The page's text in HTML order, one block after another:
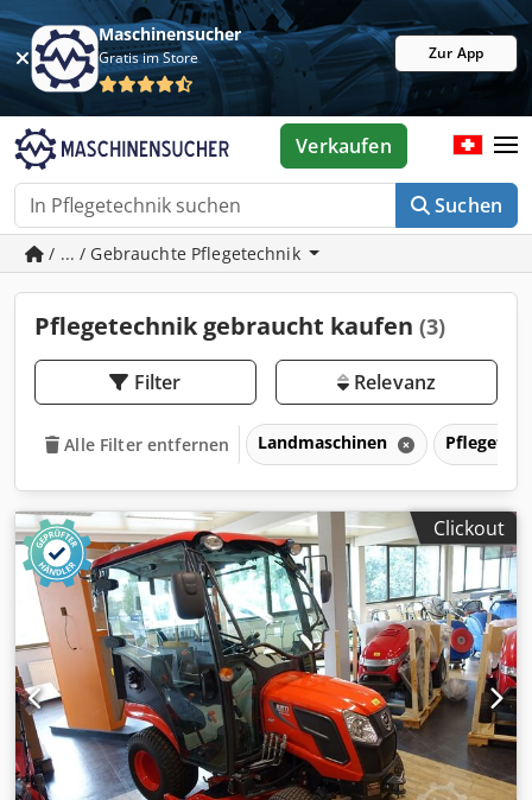
Maschinensucher
Gratis im Store Zur App
Suchen
Verkaufen
/ ... / Gebrauchte Pflegetechnik
Pflegetechnik gebraucht kaufen (3)
Filter Relevanz
Alle Filter entfernen Landmaschinen
Clickout